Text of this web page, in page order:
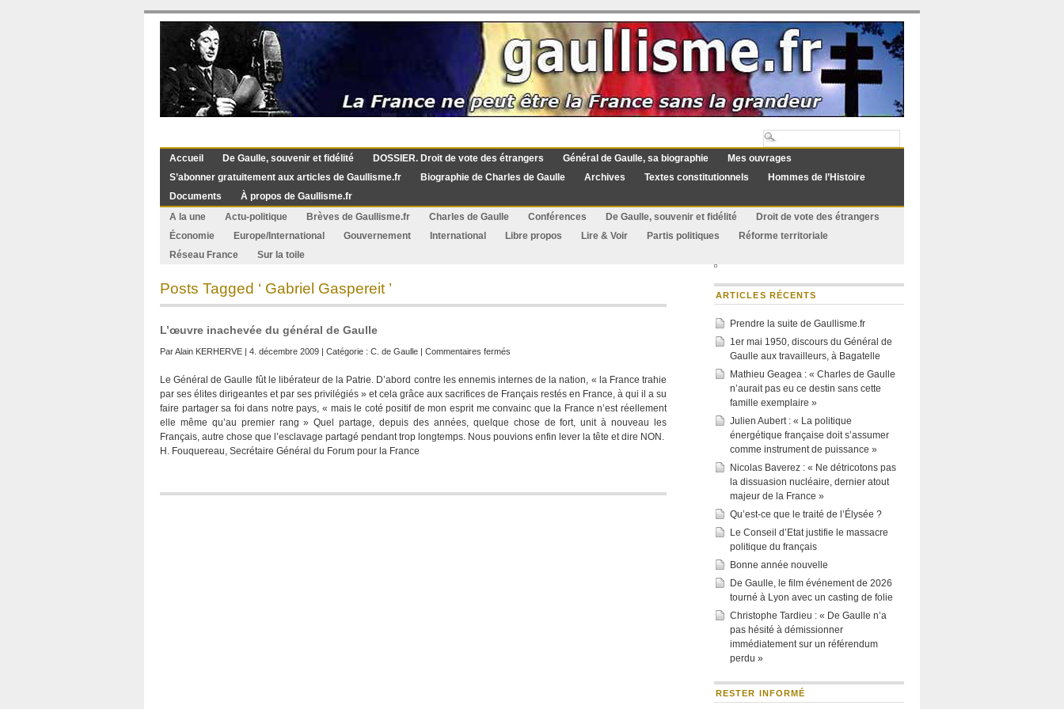
Accueil De Gaulle, souvenir et fidélité DOSSIER. Droit de vote des étrangers Général de Gaulle, sa biographie
Mes ouvrages
S’abonner gratuitement aux articles de Gaullisme.fr
Biographie de Charles de Gaulle Archives Textes constitutionnels
Hommes de l’Histoire
Documents
À propos de Gaullisme.fr
A la une
Actu-politique Brèves de Gaullisme.fr Charles de Gaulle Conférences De Gaulle, souvenir et fidélité
Droit de vote des étrangers
Économie
Europe/International Gouvernement International Libre propos Lire & Voir Partis politiques
Réforme territoriale
Réseau France
Sur la toile
Posts Tagged ‘ Gabriel Gaspereit ’
L’œuvre inachevée du général de Gaulle
ParAlain KERHERVE | 4. décembre 2009 | Catégorie : C. de Gaulle | Commentaires fermés
inachevée
du
général
de
Gaulle
Le Général de Gaulle fût le libérateur de la Patrie. D’abord contre les ennemis internes de la nation, « la France trahie
par ses élites dirigeantes et par ses privilégiés » et cela grâce aux sacrifices de Français restés en France, à qui il a su
faire partager sa foi dans notre pays, « mais le coté positif de mon esprit me convainc que la France n’est réellement
elle même qu’au premier rang » Quel partage, depuis des années, quelque chose de fort, unit à nouveau les
Français, autre chose que l’esclavage partagé pendant trop longtemps. Nous pouvions enfin lever la tête et dire NON.
H. Fouquereau, Secrétaire Général du Forum pour la France
ARTICLES RÉCENTS
Prendre la suite de Gaullisme.fr
1er mai 1950, discours du Général de
Gaulle aux travailleurs, à Bagatelle
Mathieu Geagea : « Charles de Gaulle
n’aurait pas eu ce destin sans cette
famille exemplaire »
Julien Aubert : « La politique
énergétique française doit s’assumer
comme instrument de puissance »
Nicolas Baverez : « Ne détricotons pas
la dissuasion nucléaire, dernier atout
majeur de la France »
Qu’est-ce que le traité de l’Élysée ?
Le Conseil d’Etat justifie le massacre
politique du français
Bonne année nouvelle
De Gaulle, le film événement de 2026
tourné à Lyon avec un casting de folie
Christophe Tardieu : « De Gaulle n’a
pas hésité à démissionner
immédiatement sur un référendum
perdu »
RESTER INFORMÉ